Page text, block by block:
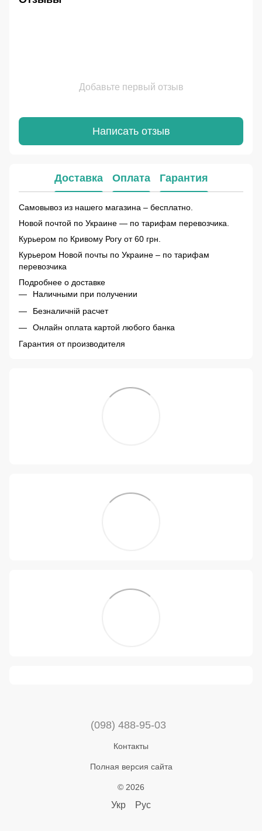
Добавьте первый отзыв
Написать отзыв
Доставка Оплата Гарантия
Самовывоз из нашего магазина – бесплатно.
Новой почтой по Украине — по тарифам перевозчика.
Курьером по Кривому Рогу от 60 грн.
Курьером Новой почты по Украине – по тарифам
перевозчика
Подробнее о доставке
Наличными при получении
Безналичній расчет
Онлайн оплата картой любого банка
Гарантия от производителя
(098) 488-95-03
Контакты
Полная версия сайта
© 2026
Укр Рус